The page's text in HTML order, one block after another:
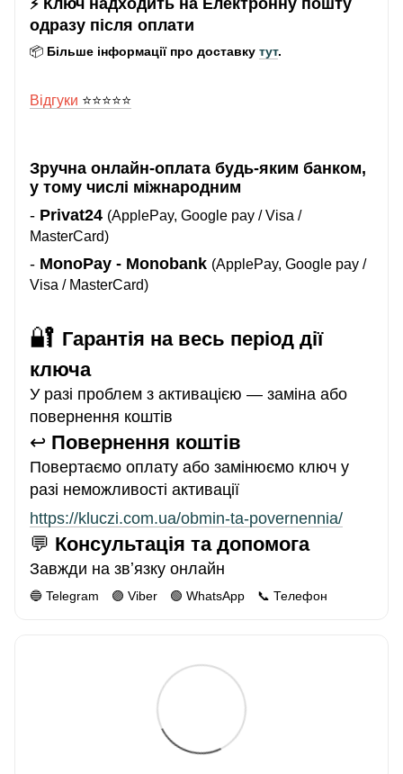
⚡
одразу після оплати
📦 Більше інформації про доставку тут.
Відгуки ⭐️⭐️⭐️⭐️⭐️
Зручна онлайн-оплата будь-яким банком,
у тому числі міжнародним
- Privat24 (ApplePay, Google pay / Visa /
MasterCard)
- MonoPay - Monobank (ApplePay, Google pay /
Visa / MasterCard)
🔐 Гарантія на весь період дії
ключа
У разі проблем з активацією — заміна або
повернення коштів
↩️ Повернення коштів
Повертаємо оплату або замінюємо ключ у
разі неможливості активації
https://kluczi.com.ua/obmin-ta-povernennia/
💬 Консультація та допомога
Завжди на звʼязку онлайн
🔵 Telegram 🟣 Viber 🟢 WhatsApp 📞 Телефон